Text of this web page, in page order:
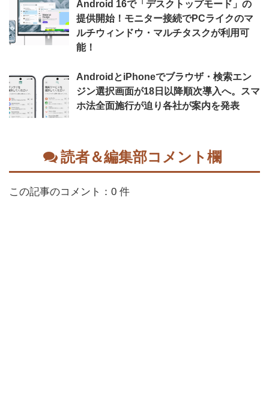
Android 16で「デスクトップモード」の
提供開始！モニター接続でPCライクのマ
ルチウィンドウ・マルチタスクが利用可
能！
AndroidとiPhoneでブラウザ・検索エン
ジン選択画面が18日以降順次導入へ。スマ
ホ法全面施行が迫り各社が案内を発表
読者＆編集部コメント欄
この記事のコメント：0 件